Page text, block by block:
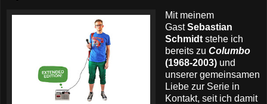
Mit meinem
GastSebastian
Schmidtstehe ich
bereits zu Columbo
(1968-2003)und
unserer gemeinsamen
Liebe zur Serie in
Kontakt, seit ich damit